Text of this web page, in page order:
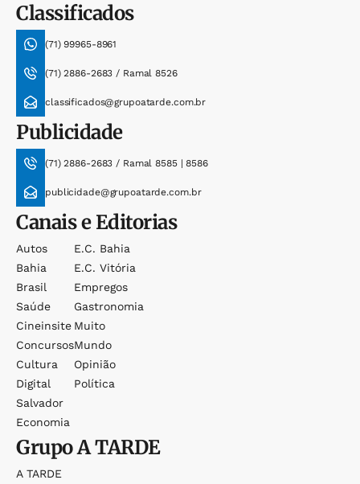
Classificados
(71) 99965-8961
(71) 2886-2683 / Ramal 8526
classificados@grupoatarde.com.br
Publicidade
(71) 2886-2683 / Ramal 8585 | 8586
publicidade@grupoatarde.com.br
Canais e Editorias
Autos
Bahia
Brasil
Saúde
Cineinsite
Concursos
Cultura
Digital
Salvador
Economia
E.c. Bahia
E.c. Vitória
Empregos
Gastronomia
Muito
Mundo
Opinião
Política
GrupoA TARDE
A TARDE